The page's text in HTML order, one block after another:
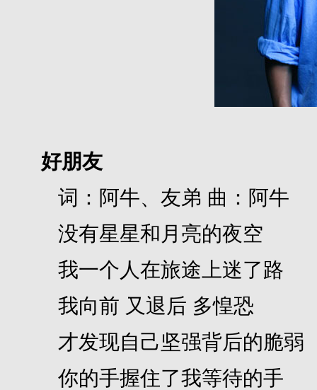
好朋友
词：阿牛、友弟 曲：阿牛
没有星星和月亮的夜空
我一个人在旅途上迷了路
我向前 又退后 多惶恐
才发现自己坚强背后的脆弱
你的手握住了我等待的手